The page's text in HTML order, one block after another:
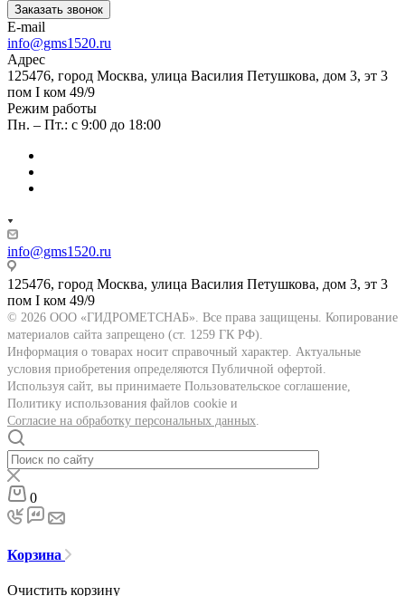
Заказать звонок
E-mail
info@gms1520.ru
Адрес
125476, город Москва, улица Василия Петушкова, дом 3, эт 3
пом I ком 49/9
Режим работы
Пн. – Пт.: с 9:00 до 18:00
info@gms1520.ru
125476, город Москва, улица Василия Петушкова, дом 3, эт 3
пом I ком 49/9
© 2026 ООО «ГИДРОМЕТСНАБ». Все права защищены. Копирование
материалов сайта запрещено (ст. 1259 ГК РФ).
Информация о товарах носит справочный характер. Актуальные
условия приобретения определяются Публичной офертой.
Используя сайт, вы принимаете Пользовательское соглашение,
Политику использования файлов cookie и
Согласие на обработку персональных данных
0
Корзина
Очистить корзину